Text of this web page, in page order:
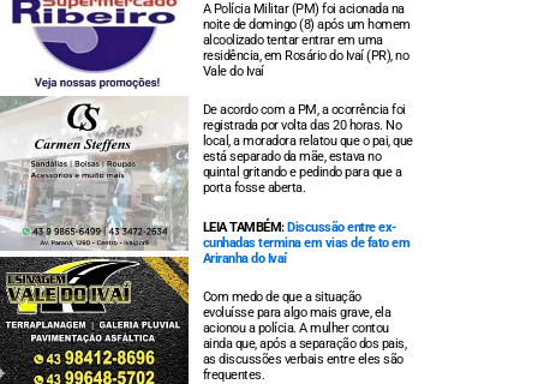
A Polícia Militar (PM) foi acionada na
noite de domingo (8) após um homem
alcoolizado tentar entrar em uma
residência, em Rosário do Ivaí (PR), no
Vale do Ivaí
De acordo com a PM, a ocorrência foi
registrada por volta das 20 horas. No
local, a moradora relatou que o pai, que
está separado da mãe, estava no
quintal gritando e pedindo para que a
porta fosse aberta.
LEIA TAMBÉM:Discussão entre ex-
cunhadas termina em vias de fato em
Ariranha do Ivaí
Com medo de que a situação
evoluísse para algo mais grave, ela
acionou a polícia. A mulher contou
ainda que, após a separação dos pais,
as discussões verbais entre eles são
frequentes.